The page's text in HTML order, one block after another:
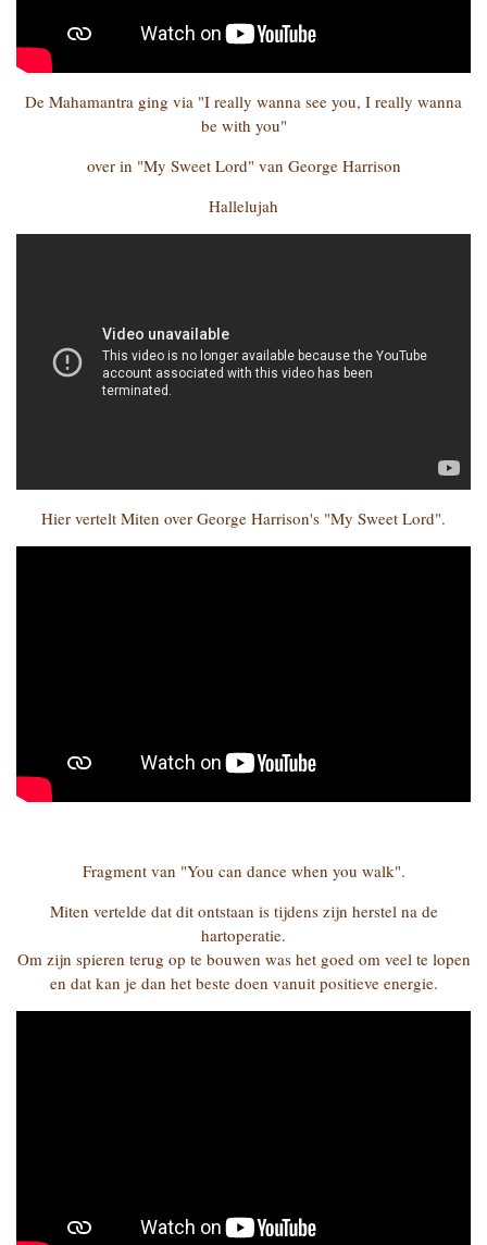
De Mahamantra ging via "I really wanna see you, I really wanna
be with you"
over in "My Sweet Lord" van George Harrison
Hallelujah
Hier vertelt Miten over George Harrison's "My Sweet Lord".
Fragment van "You can dance when you walk".
Miten vertelde dat dit ontstaan is tijdens zijn herstel na de
hartoperatie.
Om zijn spieren terug op te bouwen was het goed om veel te lopen
en dat kan je dan het beste doen vanuit positieve energie.